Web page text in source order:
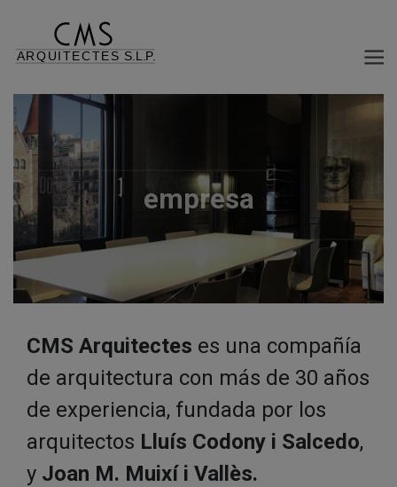
empresa
CMS Arquitectes es una compañía
de arquitectura con más de 30 años
de experiencia, fundada por los
arquitectos Lluís Codony i Salcedo,
y Joan M. Muixí i Vallès.